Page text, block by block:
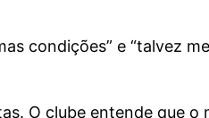
condições” e “talvez
O clube entende que